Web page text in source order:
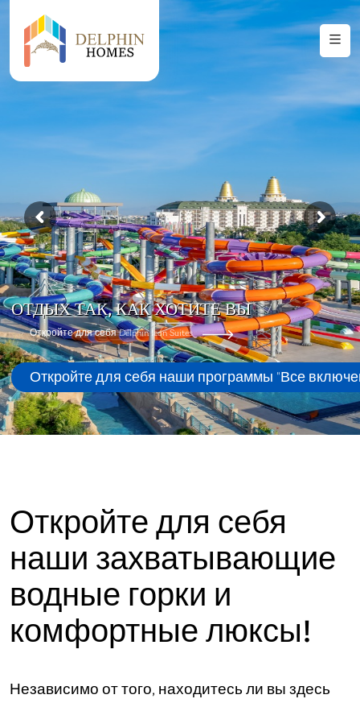
Откройте для себя наши программы "Все
Откройте для себя Delphin Icon Suites
ОТДЫХ ТАК, КАК ХОТИТЕ ВЫ
Откройте для себя
наши захватывающие
водные горки и
комфортные люксы!
Независимо от того, находитесь ли вы здесь